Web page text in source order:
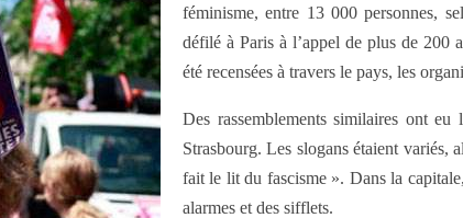
féminisme, entre 13 000 personnes,
défilé à Paris à l’appel de plus de 200
été recensées à travers le pays, les
Des rassemblements similaires ont
Strasbourg. Les slogans étaient
fait le lit du fascisme ». Dans la
alarmes et des sifflets.